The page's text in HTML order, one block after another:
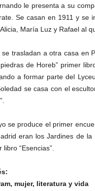
le presenta a su
Se casan en 1911 y se
María Luz y Rafael al
trasladan a otra casa en
de Horeb” primer
a formar parte del
se casa con el
se produce el primer
eran los Jardines de
“Esencias”.
mujer, literatura y vida